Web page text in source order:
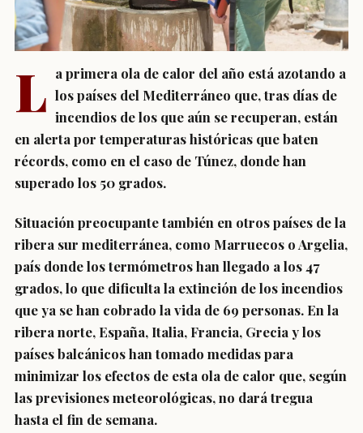
L a primera ola de calor del año está azotando a
los países del Mediterráneo que, tras días de
incendios de los que aún se recuperan, están
en alerta por temperaturas históricas que baten
récords, como en el caso de Túnez, donde han
superado los 50 grados.
Situación preocupante también en otros países de la
ribera sur mediterránea, como Marruecos o Argelia,
país donde los termómetros han llegado a los 47
grados, lo que dificulta la extinción de los incendios
que ya se han cobrado la vida de 69 personas. En la
ribera norte, España, Italia, Francia, Grecia y los
países balcánicos han tomado medidas para
minimizar los efectos de esta ola de calor que, según
las previsiones meteorológicas, no dará tregua
hasta el fin de semana.